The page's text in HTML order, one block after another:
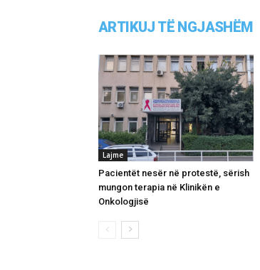
ARTIKUJ TË NGJASHËM
Lajme
Pacientët nesër në protestë, sërish
mungon terapia në Klinikën e
Onkologjisë